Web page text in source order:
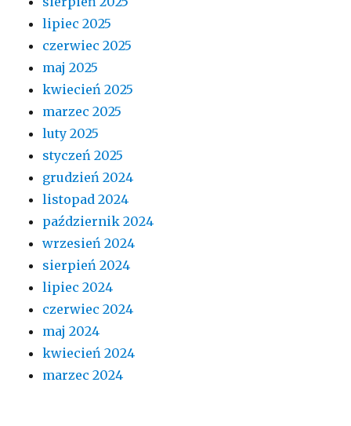
lipiec 2025
czerwiec 2025
maj 2025
kwiecień 2025
marzec 2025
luty 2025
styczeń 2025
grudzień 2024
listopad 2024
październik 2024
wrzesień 2024
sierpień 2024
lipiec 2024
czerwiec 2024
maj 2024
kwiecień 2024
marzec 2024